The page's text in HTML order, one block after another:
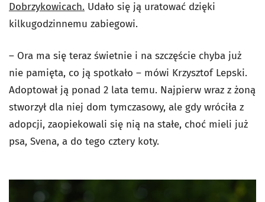
Dobrzykowicach. Udało się ją uratować dzięki
kilkugodzinnemu zabiegowi.
– Ora ma się teraz świetnie i na szczęście chyba już
nie pamięta, co ją spotkało – mówi Krzysztof Lepski.
Adoptował ją ponad 2 lata temu. Najpierw wraz z żoną
stworzył dla niej dom tymczasowy, ale gdy wróciła z
adopcji, zaopiekowali się nią na stałe, choć mieli już
psa, Svena, a do tego cztery koty.